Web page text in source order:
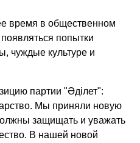
время в общественном
попытки
чуждые культуре и
партии "Әділет":
Мы приняли новую
защищать и уважать
В нашей новой